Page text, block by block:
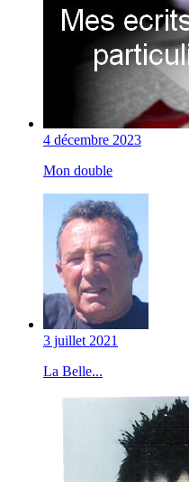
4 décembre 2023
Mon double
3 juillet 2021
La Belle...